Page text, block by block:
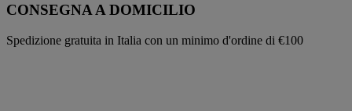
CONSEGNA A DOMICILIO
Spedizione gratuita in Italia con un minimo d'ordine di €100